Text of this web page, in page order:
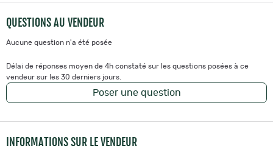
QUESTIONS AU VENDEUR
Aucune question n'a été posée
Délai de réponses moyen de 4h constaté sur les questions posées à ce
vendeur sur les 30 derniers jours.
Poser une question
INFORMATIONS SUR LE VENDEUR